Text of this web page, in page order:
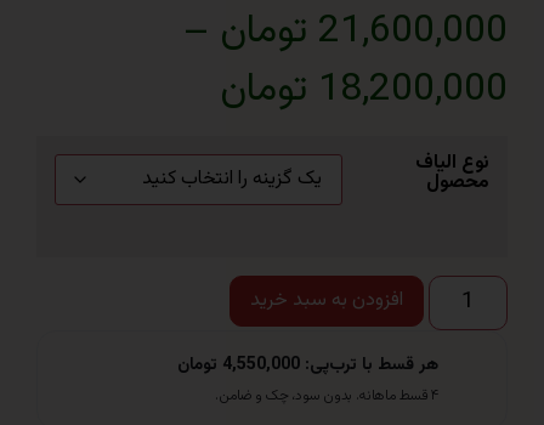
تومان
–
تومان
افزودن به سبد خرید
هر قسط با ترب‌پی: 4,550,000 تومان